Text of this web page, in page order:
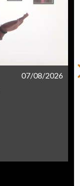
07/08/2026